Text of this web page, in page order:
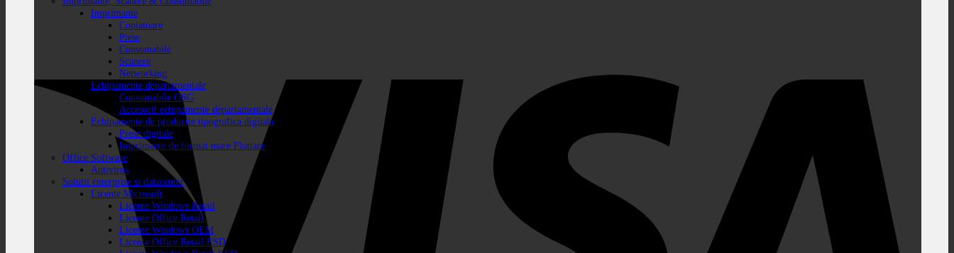
Imprimante
Copiatoare
Piese
Consumabile
Scanere
Networking
Echipamente departamentale
Consumabile OSG
Accesorii echipamente departamentale
Echipamente de productie tipografica digitala
Prese digitale
Imprimante de format mare Plottare
Office Software
Antivirus
Solutii enterprise si datacenter
Licente Microsoft
Licente Windows Retail
Licente Office Retail
Licente Windows OEM
Licente Office Retail ESD